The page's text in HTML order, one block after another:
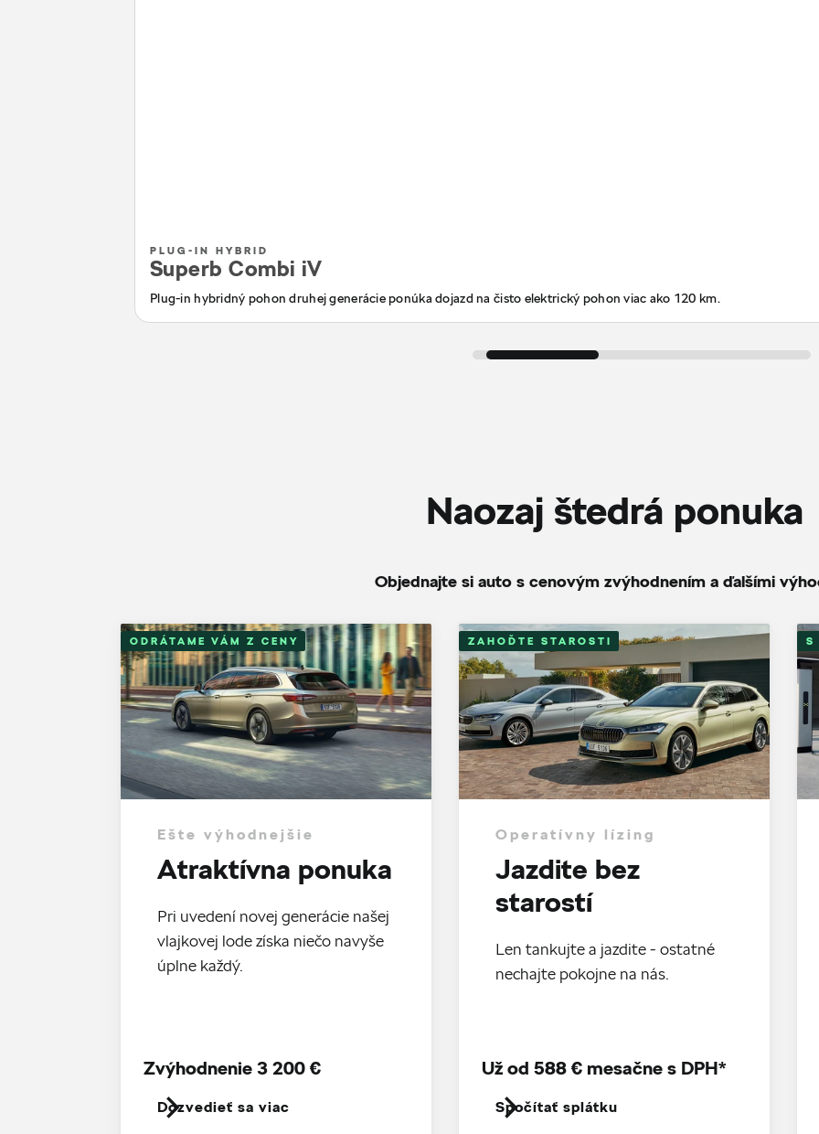
PLUG-IN HYBRID
Superb Combi iV
Plug-in hybridný pohon druhej generácie ponúka dojazd na čisto elektrický pohon viac ako 120 km.
Naozaj štedrá ponuka
Objednajte si auto s cenovým zvýhodnením a ďalšími
ODRÁTAME VÁM Z CENY
Ešte výhodnejšie
Atraktívna ponuka
Pri uvedení novej generácie našej
vlajkovej lode získa niečo navyše
úplne každý.
Dozvedieť sa viac
Zvýhodnenie 3 200 €
ZAHOĎTE STAROSTI
Operatívny lízing
Jazdite bez
starostí
Len tankujte a jazdite - ostatné
nechajte pokojne na nás.
Spočítať splátku
Už od 588 € mesačne s DPH*
S